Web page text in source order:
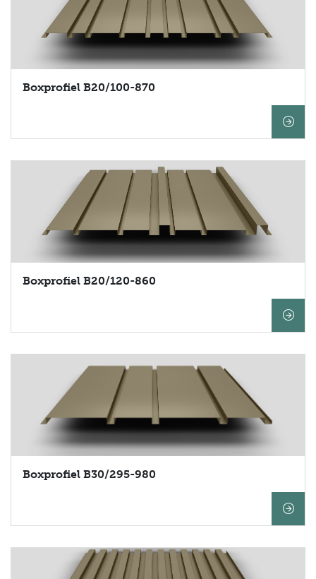
Boxprofiel B20/100-870
Boxprofiel B20/120-860
Boxprofiel B30/295-980